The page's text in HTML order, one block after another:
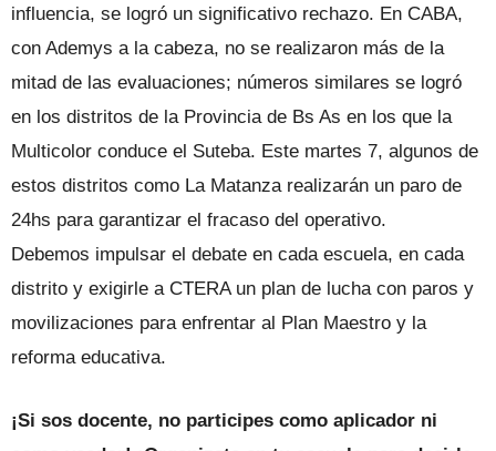
influencia, se logró un significativo rechazo. En CABA,
con Ademys a la cabeza, no se realizaron más de la
mitad de las evaluaciones; números similares se logró
en los distritos de la Provincia de Bs As en los que la
Multicolor conduce el Suteba. Este martes 7, algunos de
estos distritos como La Matanza realizarán un paro de
24hs para garantizar el fracaso del operativo.
Debemos impulsar el debate en cada escuela, en cada
distrito y exigirle a CTERA un plan de lucha con paros y
movilizaciones para enfrentar al Plan Maestro y la
reforma educativa.
¡Si sos docente, no participes como aplicador ni